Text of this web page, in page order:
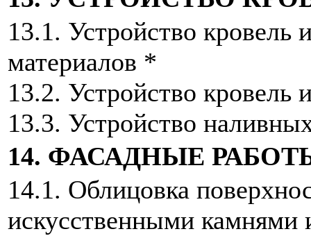
13.1. Устройство
материалов *
13.2. Устройство кровель
13.3. Устройство
14. ФАСАДНЫЕ
14.1. Облицовка
искусственными